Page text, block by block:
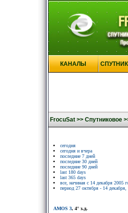
КАНАЛЫ
FrocuSat >> Спутниковое
сегодня
сегодня и вчера
последние 7 дней
последние 30 дней
последние 90 дней
last 180 days
last 365 days
все, начиная с 14 декабря 2005
период 27 октября - 14 декабря,
AMOS 3, 4° з.д.